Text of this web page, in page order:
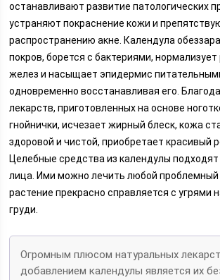
останавливают развитие патологических
устраняют покраснение кожи и
распространению акне. Календула
покров, борется с бактериями,
желез и насыщает эпидермис
одновременно восстанавливая его.
лекарств, приготовленных на основе
гнойнички, исчезает жирный блеск, кожа
здоровой и чистой, приобретает красивый
Целебные средства из календулы подходят
лица. Ими можно лечить любой проблемный
растение прекрасно справляется с угрями
груди.
Огромным плюсом натуральных
добавлением календулы является их